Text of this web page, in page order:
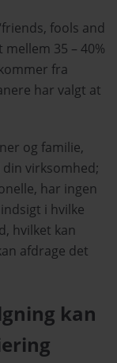
fools and
35 – 40%
fra
har valgt at
og familie,
virksomhed;
har ingen
i hvilke
hvilket kan
afdrage det
kan